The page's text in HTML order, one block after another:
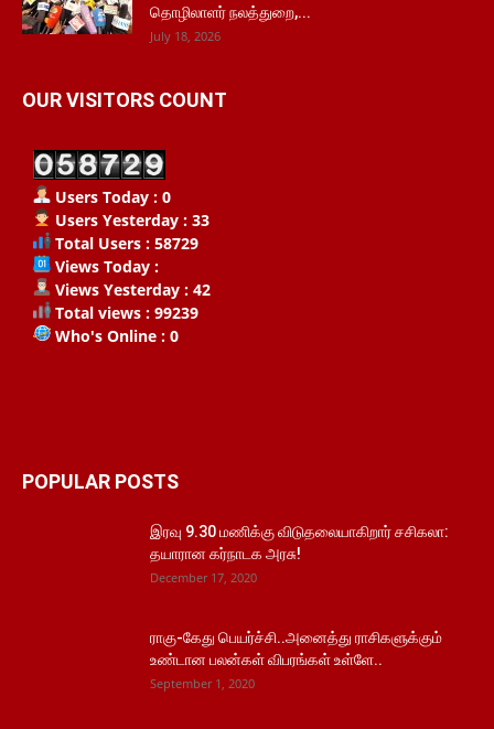
தொழிலாளர் நலத்துறை,...
July 18, 2026
OUR VISITORS COUNT
Users Today : 0
Users Yesterday : 33
Total Users : 58729
Views Today :
Views Yesterday : 42
Total views : 99239
Who's Online : 0
POPULAR POSTS
இரவு 9.30 மணிக்கு விடுதலையாகிறார் சசிகலா:
தயாரான கர்நாடக அரசு!
December 17, 2020
ராகு-கேது பெயர்ச்சி..அனைத்து ராசிகளுக்கும்
உண்டான பலன்கள் விபரங்கள் உள்ளே..
September 1, 2020